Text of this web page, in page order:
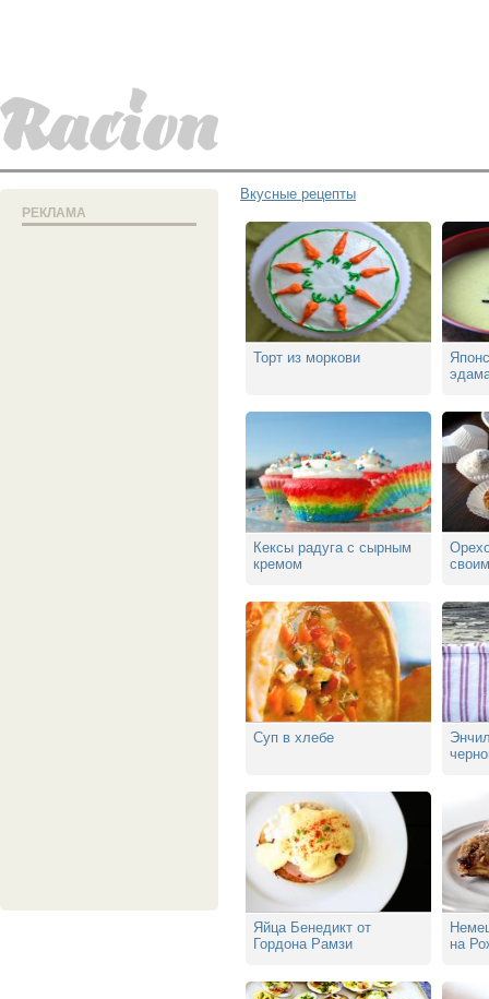
Вкусные рецепты
РЕКЛАМА
Торт из моркови
Кексы радуга с сырным
кремом
Суп в хлебе
Яйца Бенедикт от
Гордона Рамзи
на